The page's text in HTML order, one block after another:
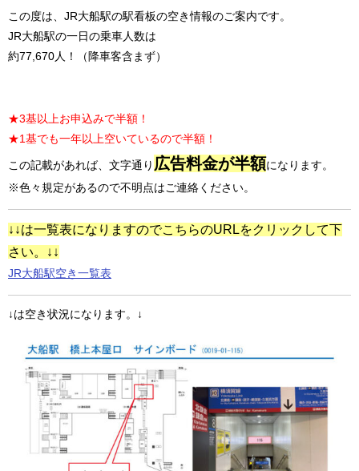
この度は、JR大船駅の駅看板の空き情報のご案内です。
JR大船駅の一日の乗車人数は
約77,670人！（降車客含まず）
★3基以上お申込みで半額！
★1基でも一年以上空いているので半額！
この記載があれば、文字通り 広告料金が半額になります。
※色々規定があるので不明点はご連絡ください。
↓↓は一覧表になりますのでこちらのURLをクリックして下
さい。↓↓
JR大船駅空き一覧表
↓は空き状況になります。↓